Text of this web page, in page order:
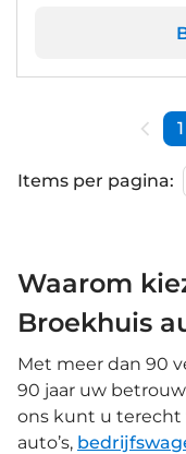
1
Items per pagina:
Waarom
Broekhuis
Met meer dan 90
90 jaar uw
ons kunt u terecht
auto’s,